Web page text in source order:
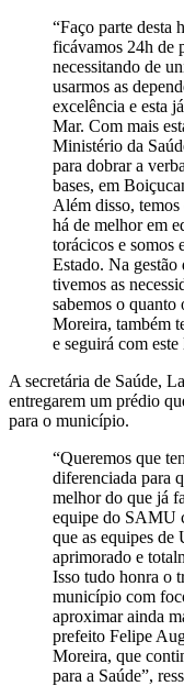
“Faço parte desta
ficávamos 24h de
necessitando de
usarmos as
excelência e esta
Mar. Com mais
Ministério da
para dobrar a
bases, em
Além disso, temos
há de melhor em
torácicos e
Estado. Na
tivemos as
sabemos o
Moreira, também
e seguirá com
A secretária de Saúde,
entregarem um prédio
para o município.
“Queremos que
diferenciada para
melhor do que já
equipe do SAMU
que as equipes
aprimorado e
Isso tudo honra o
município com
aproximar ainda
prefeito Felipe
Moreira, que
para a Saúde”,